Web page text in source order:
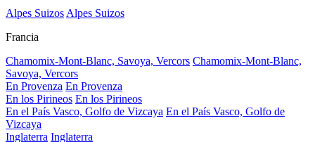
Alpes Suizos Alpes Suizos
Francia
Chamomix-Mont-Blanc, Savoya, Vercors Chamomix-Mont-Blanc,
Savoya, Vercors
En Provenza En Provenza
En los Pirineos En los Pirineos
En el País Vasco, Golfo de Vizcaya En el País Vasco, Golfo de
Vizcaya
Inglaterra Inglaterra